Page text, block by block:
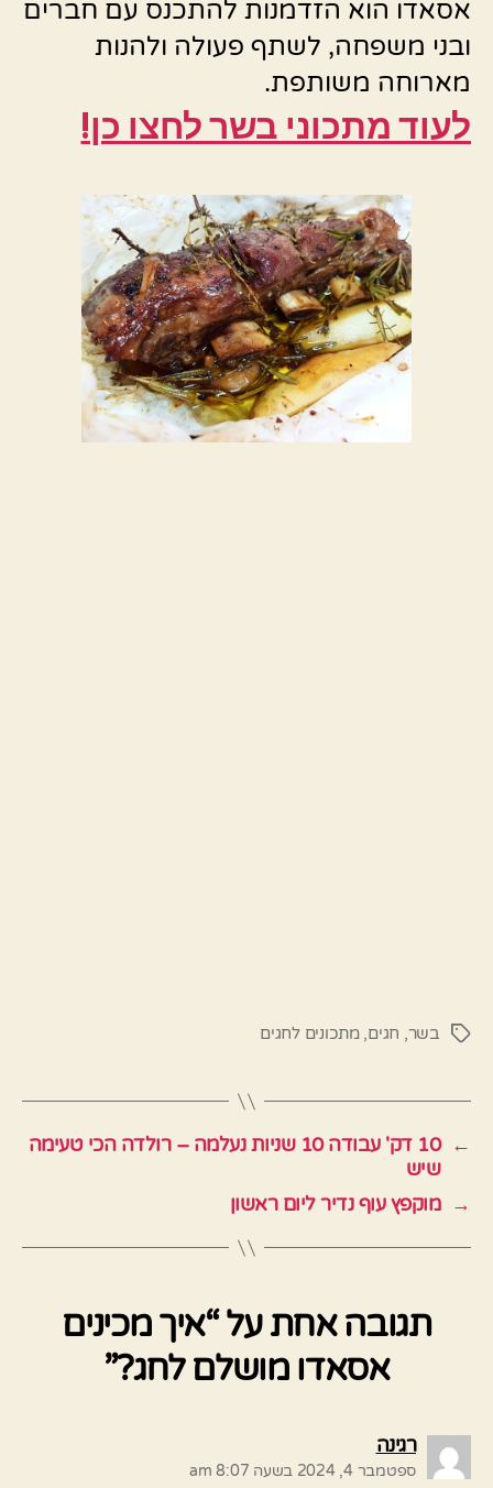
אסאדו הוא הזדמנות להתכנס עם חברים
ובני משפחה, לשתף פעולה ולהנות
מארוחה משותפת.
לעוד מתכוני בשר לחצו כן!
תגיותבשר, חגים,מתכונים לחגים
←
10 דק' עבודה 10 שניות נעלמה – רולדה הכי טעימה
שיש
→ מוקפץ עוף נדיר ליום ראשון
תגובה אחת על “איך מכינים
אסאדו מושלם לחג?”
רגינה
ספטמבר 4, 2024 בשעה 8:07 am